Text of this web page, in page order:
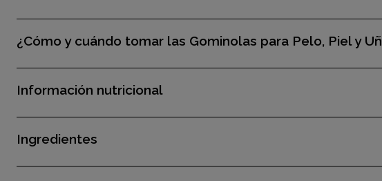
¿Cómo y cuándo tomar las Gominolas para Pelo, Piel y
Información nutricional
Ingredientes